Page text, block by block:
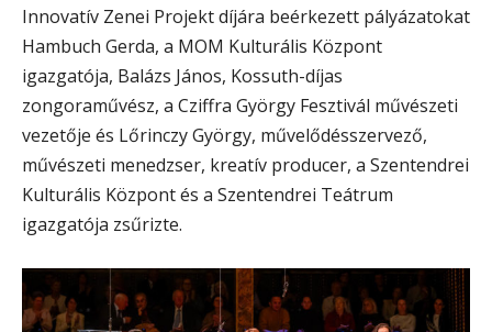
Innovatív Zenei Projekt díjára beérkezett pályázatokat
Hambuch Gerda, a MOM Kulturális Központ
igazgatója, Balázs János, Kossuth-díjas
zongoraművész, a Cziffra György Fesztivál művészeti
vezetője és Lőrinczy György, művelődésszervező,
művészeti menedzser, kreatív producer, a Szentendrei
Kulturális Központ és a Szentendrei Teátrum
igazgatója zsűrizte.